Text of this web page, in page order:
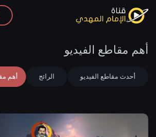
أهم مقاطع الفيديو
أحدث مقاطع الفيديو الرائج أهم